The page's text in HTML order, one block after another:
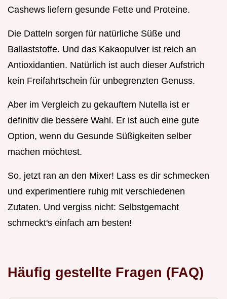
Cashews liefern gesunde Fette und Proteine.
Die Datteln sorgen für natürliche Süße und
Ballaststoffe. Und das Kakaopulver ist reich an
Antioxidantien. Natürlich ist auch dieser Aufstrich
kein Freifahrtschein für unbegrenzten Genuss.
Aber im Vergleich zu gekauftem Nutella ist er
definitiv die bessere Wahl. Er ist auch eine gute
Option, wenn du Gesunde Süßigkeiten selber
machen möchtest.
So, jetzt ran an den Mixer! Lass es dir schmecken
und experimentiere ruhig mit verschiedenen
Zutaten. Und vergiss nicht: Selbstgemacht
schmeckt's einfach am besten!
Häufig gestellte Fragen (FAQ)